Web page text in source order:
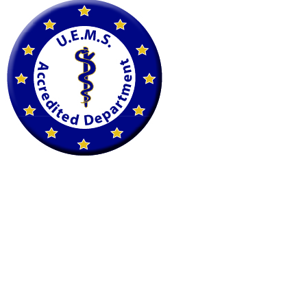
+43 1 225 200 22
petscan@imaging.at